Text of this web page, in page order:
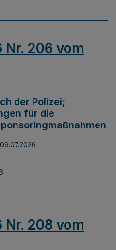
Nr. 206 vom
der Polizei;
für die
09.07.2026
Nr. 208 vom